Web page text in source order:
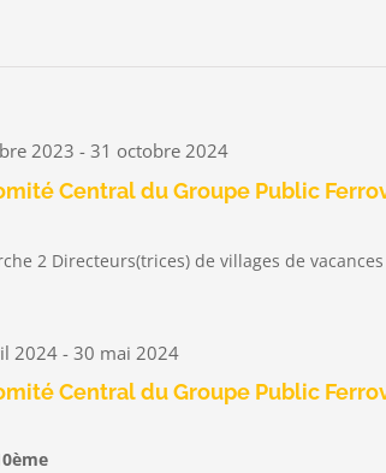
Central du Groupe Public
2023 -31 octobre 2024
2 Directeurs(trices) de villages de vacances
Central du Groupe Public
2024-30 mai 2024